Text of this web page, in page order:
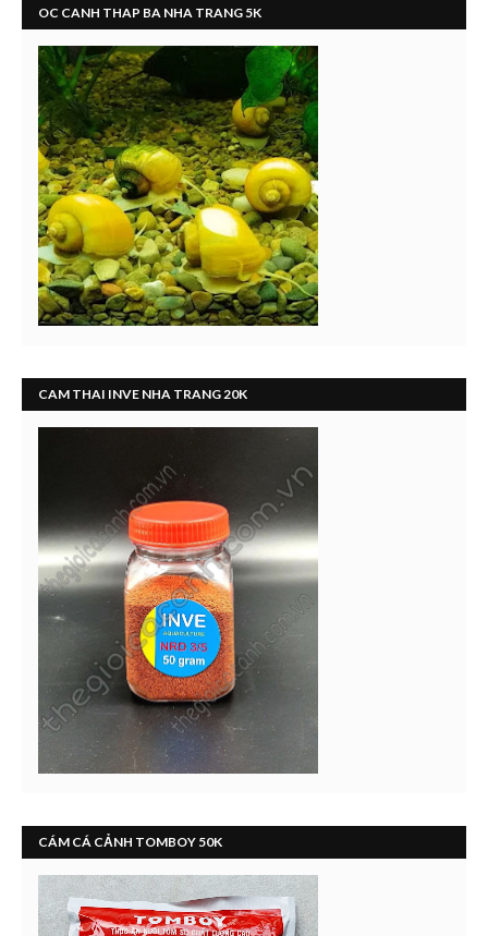
OC CANH THAP BA NHA TRANG 5K
CAM THAI INVE NHA TRANG 20K
CÁM CÁ CẢNH TOMBOY 50K